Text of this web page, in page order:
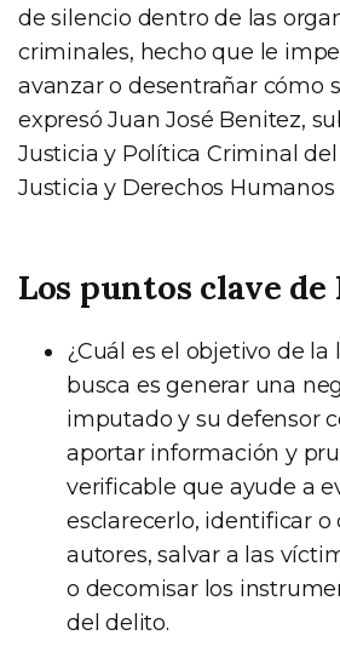
de silencio dentro de las
criminales, hecho que le
avanzar o desentrañar cómo
expresó Juan José Benitez,
Justicia y Política Criminal
Justicia y Derechos Humanos
Los puntos clave de
¿Cuál es el objetivo de la
busca es generar una
imputado y su defensor
aportar información y
verificable que ayude a
esclarecerlo, identificar o
autores, salvar a las
o decomisar los
del delito.